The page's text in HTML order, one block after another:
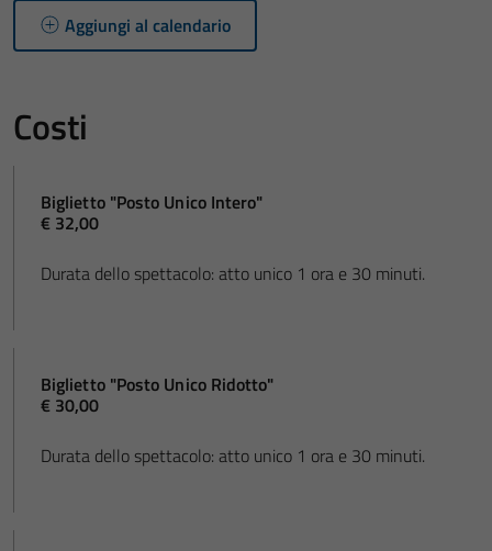
Aggiungi al calendario
Costi
Biglietto "Posto Unico Intero"
€ 32,00
Durata dello spettacolo: atto unico 1 ora e 30 minuti.
Biglietto "Posto Unico Ridotto"
€ 30,00
Durata dello spettacolo: atto unico 1 ora e 30 minuti.